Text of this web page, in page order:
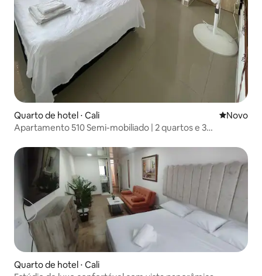
Quarto de hotel ⋅ Cali Novo
Novo
Apartamento 510 Semi-mobiliado | 2 quartos e 3
Quarto de hotel ⋅ Cali